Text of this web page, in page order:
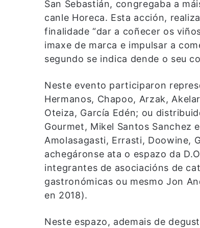
San Sebastián, congregaba a
canle Horeca. Esta acción,
finalidade “dar a coñecer os
imaxe de marca e impulsar a
segundo se indica dende o seu
Neste evento participaron
Hermanos, Chapoo, Arzak,
Oteiza, García Edén; ou
Gourmet, Mikel Santos Sanchez
Amolasagasti, Errasti, Doowine,
achegáronse ata o espazo da
integrantes de asociacións de
gastronómicas ou mesmo Jon
en 2018).
Neste espazo, ademais de